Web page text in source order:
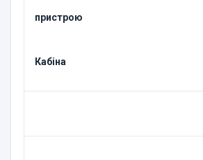
пристрою
Кабіна